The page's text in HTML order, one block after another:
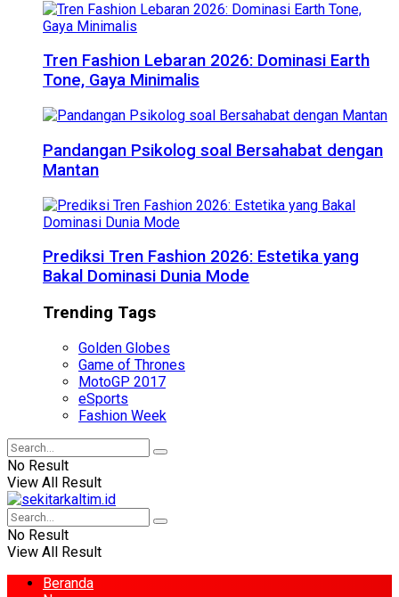
Tren Fashion Lebaran 2026: Dominasi Earth
Tone, Gaya Minimalis
Pandangan Psikolog soal Bersahabat dengan
Mantan
Prediksi Tren Fashion 2026: Estetika yang
Bakal Dominasi Dunia Mode
Trending Tags
Golden Globes
Game of Thrones
MotoGP 2017
eSports
Fashion Week
No Result
View All Result
No Result
View All Result
Beranda